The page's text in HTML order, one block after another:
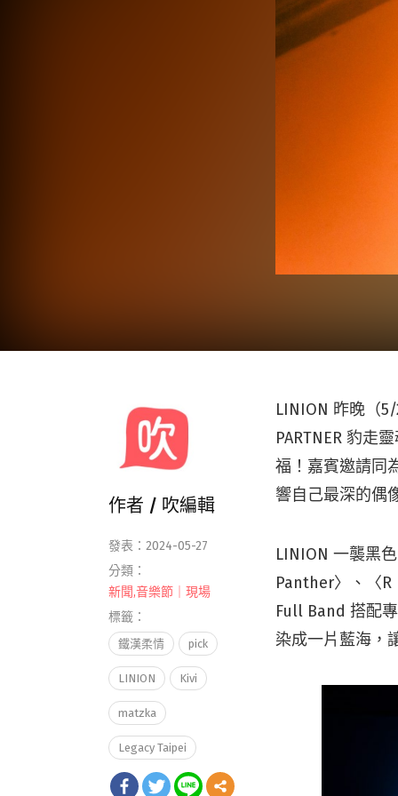
LINION 昨晚（
PARTNER 豹走
福！嘉賓邀請同
響自己最深的偶
LINION 一襲黑
Panther〉、〈
Full Band 搭配
染成一片藍海，
作者 / 吹編輯
發表：2024-05-27
分類：
新聞,音樂節｜現場
標籤：
鐵漢柔情 pick
LINION Kivi
matzka
Legacy Taipei